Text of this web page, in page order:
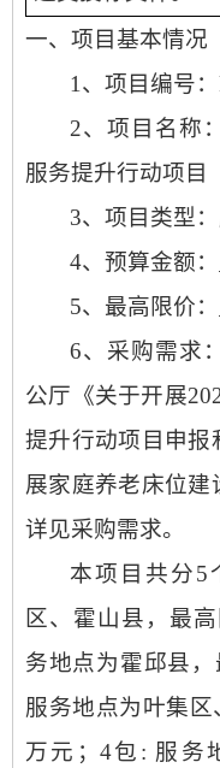
一、项目基本情况
1、项目编号：
2、项目名称
服务提升行动项目
3、项目类型
4、预算金额：
5、最高限价：
6、采购需求
公厅《关于开展
提升行动项目申报
展家庭养老床位建
详见采购需求。
本项目共分5
区、霍山县，最
务地点为霍邱县
服务地点为叶集区
万元；4包: 服务